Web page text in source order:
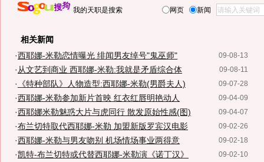
我的天职是搜索 网页 新闻
相关新闻
09-08-13
·西耶娜-米勒恋情曝光 绯闻男友绰号"鬼巫师"
09-08-11
· 从文艺到商业 西耶娜-米勒:我就是矛盾综合体
09-07-28
· 《特种部队》人物造型:西耶娜-米勒(男爵夫人)
09-04-09
·西耶娜-米勒参加新片首映 红衣红唇明艳动人
09-04-07
·西耶娜米勒魅惑大片与虎同行 散发原始性感(图)
09-02-26
·布兰切特取代西耶娜-米勒 加盟新版罗宾汉电影
09-02-18
·西耶娜-米勒与男友吻别 机场情场事业两得意
09-02-10
·凯特-布兰切特或代替西耶娜-米勒演《诺丁汉》